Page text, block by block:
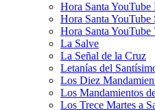
Hora Santa YouTube
Hora Santa YouTube
Hora Santa YouTube
La Salve
La Señal de la Cruz
Letanías del
Los Diez
Los Mandamientos
Los Trece Martes a